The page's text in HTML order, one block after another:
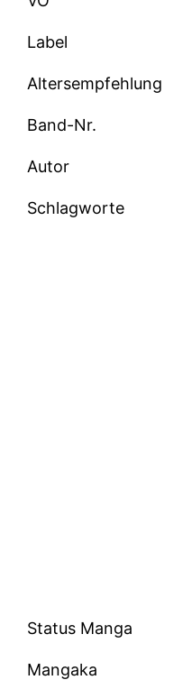
Label
Altersempfehlung
Band-Nr.
Autor
Schlagworte
Status Manga
Mangaka